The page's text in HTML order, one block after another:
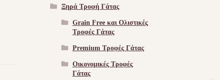
Ξηρά Τροφή Γάτας
Grain Free και Ολιστικές
Τροφές Γάτας
Premium Τροφές Γάτας
Οικονομικές Τροφές
Γάτας